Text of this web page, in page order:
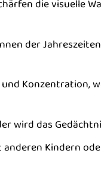
die visuelle
der
Konzentration,
wird das
Kindern